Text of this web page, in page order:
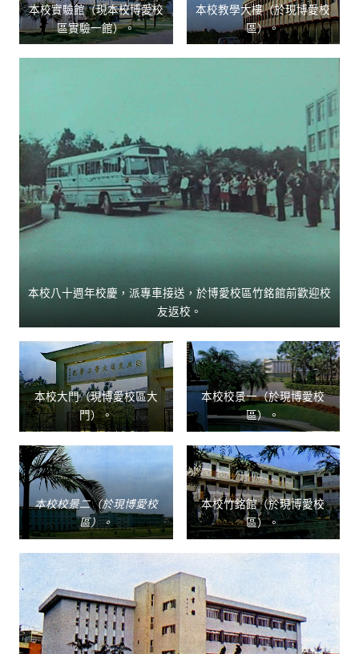
本校實驗館（現本校博愛校
區實驗一館）。
本校教學大樓（於現博愛校
區）。
本校八十週年校慶，派專車接送，於博愛校區竹銘館前歡迎校
友返校。
本校大門（現博愛校區大
門）。
本校校景一（於現博愛校
區）。
本校校景二（於現博愛校
區）。
本校竹銘館（於現博愛校
區）。